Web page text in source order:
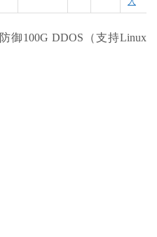
御100G DDOS（支持Linux